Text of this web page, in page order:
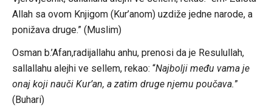
Allah sa ovom Knjigom (Kur’anom) uzdiže jedne narode, a
ponižava druge.” (Muslim)
Osman b.’Afan,radijallahu anhu, prenosi da je Resulullah,
sallallahu alejhi ve sellem, rekao: “Najbolji među vama je
onaj koji nauči Kur’an, a zatim druge njemu poučava.”
(Buhari)